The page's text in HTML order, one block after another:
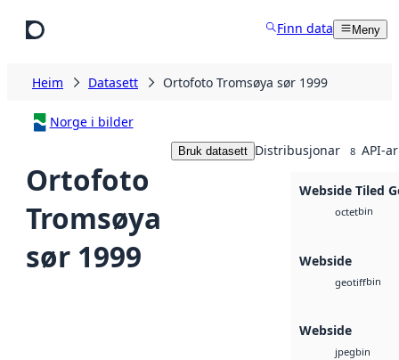
Finn data Meny
Heim Datasett Ortofoto Tromsøya sør 1999
Norge i bilder
Ortofoto
Tromsøya
sør 1999
Bruk datasett Distribusjonar 8 API-ar
Webside Tiled
octetbin
Webside
geotiffbin
Webside
jpegbin